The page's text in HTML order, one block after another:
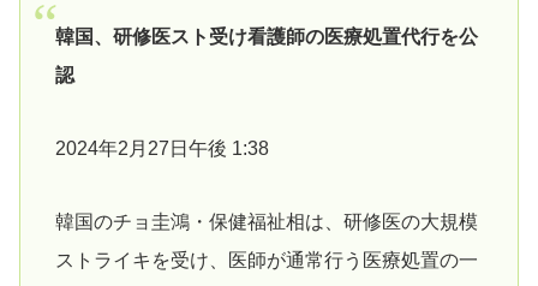
韓国、研修医スト受け看護師の医療処置代行を公
認
2024年2月27日午後 1:38
韓国のチョ圭鴻・保健福祉相は、研修医の大規模
ストライキを受け、医師が通常行う医療処置の一